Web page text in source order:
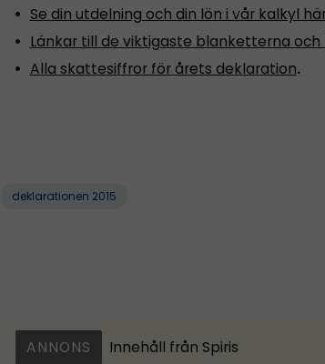
Se din utdelning och din lön i vår kalkyl
Länkar till de viktigaste blanketterna och
Alla skattesiffror för årets deklaration.
deklarationen 2015
ANNONS Innehåll från Spiris